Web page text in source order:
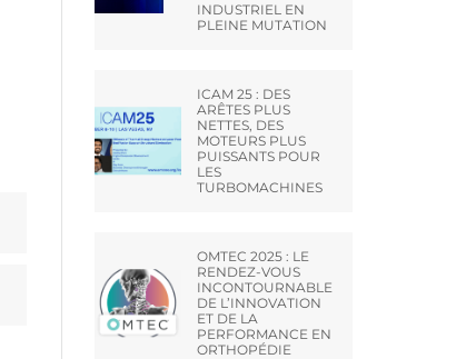
INDUSTRIEL EN
PLEINE MUTATION
ICAM 25 : DES
ARÊTES PLUS
NETTES, DES
MOTEURS PLUS
PUISSANTS POUR
LES
TURBOMACHINES
OMTEC 2025 : LE
RENDEZ-VOUS
INCONTOURNABLE
DE L’INNOVATION
ET DE LA
PERFORMANCE EN
ORTHOPÉDIE